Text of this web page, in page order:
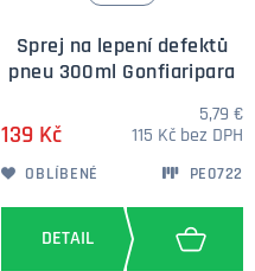
Sprej na lepení defektů
pneu 300ml Gonfiaripara
139 Kč
5,79 €
115 Kč bez DPH
OBLÍBENÉ PE0722